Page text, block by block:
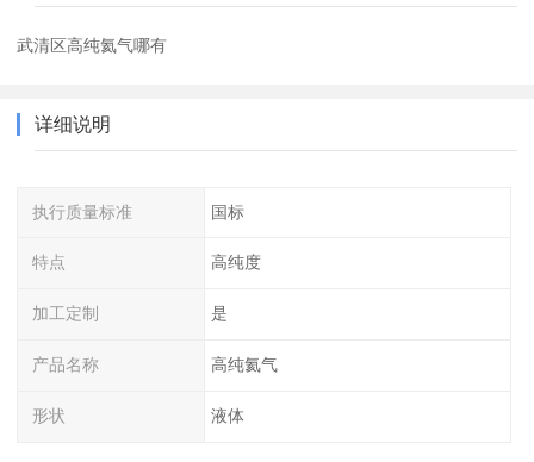
武清区高纯氦气哪有
详细说明
执行质量标准 国标
特点 高纯度
加工定制 是
产品名称 高纯氦气
形状 液体